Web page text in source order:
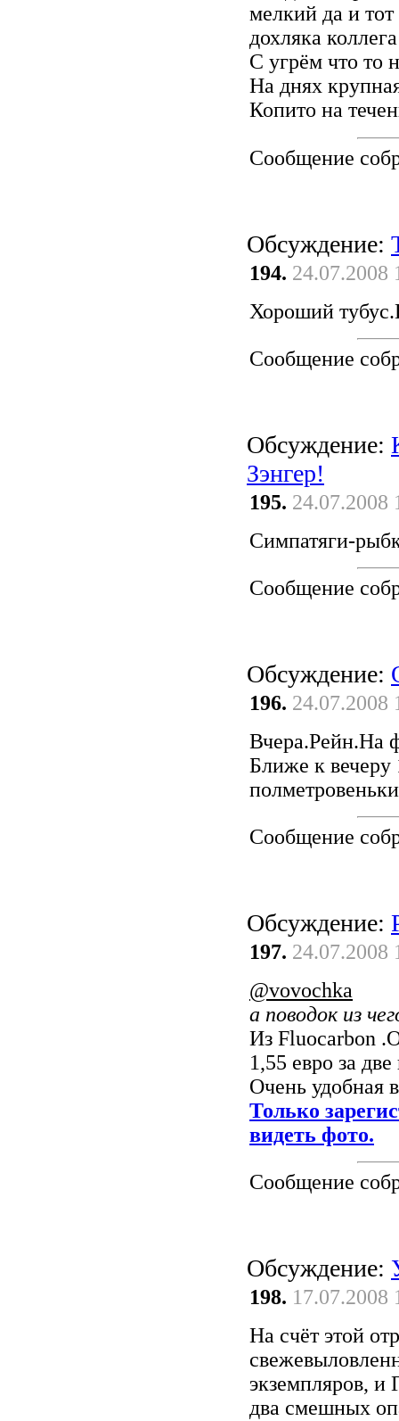
мелкий да и
дохляка
С угрём что то
На днях
Копито на
Сообщение
Обсуждение:
194. 24.07.2008
Хороший
Сообщение
Обсуждение:
Зэнгер!
195. 24.07.2008
Симпатяги-
Сообщение
Обсуждение:
196. 24.07.2008
Вчера.Рейн.На
Ближе к вечеру
Сообщение
Обсуждение:
197. 24.07.2008
@vovochka
а поводок из
Из Fluocarbon
1,55 евро за
Очень удобная
Только
видеть фото.
Сообщение
Обсуждение:
198. 17.07.2008
На счёт этой
экземпляров, и
два смешных